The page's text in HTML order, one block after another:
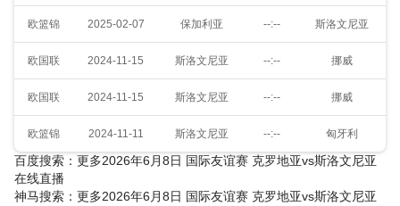
欧篮锦 2025-02-07 保加利亚 --:-- 斯洛文尼亚
欧国联 2024-11-15 斯洛文尼亚 --:-- 挪威
欧国联 2024-11-15 斯洛文尼亚 --:-- 挪威
欧篮锦 2024-11-11 斯洛文尼亚 --:-- 匈牙利
百度搜索：更多2026年6月8日 国际友谊赛 克罗地亚vs斯洛文尼亚
在线直播
神马搜索：更多2026年6月8日 国际友谊赛 克罗地亚vs斯洛文尼亚